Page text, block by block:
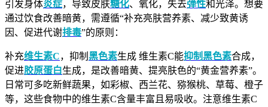
引发身体炎症，导致皮肤糖化、氧化，失去弹性和光泽。想要
通过饮食改善暗黄，需遵循“补充亮肤营养素、减少致黄诱
因、促进代谢排毒”的原则：
补充维生素C，抑制 黑色素生成 维生素C能抑制黑色素合成，
促进胶原蛋白生成，是改善暗黄、提亮肤色的“黄金营养素”。
日常可多吃新鲜蔬果，如彩椒、西兰花、猕猴桃、草莓、橙子
等，这些食物中的维生素C含量丰富且易吸收。注意维生素C